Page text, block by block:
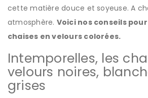
cette matière douce et soyeuse. A
atmosphère. Voici nos conseils
chaises en velours colorées.
Intemporelles, les
velours noires,
grises